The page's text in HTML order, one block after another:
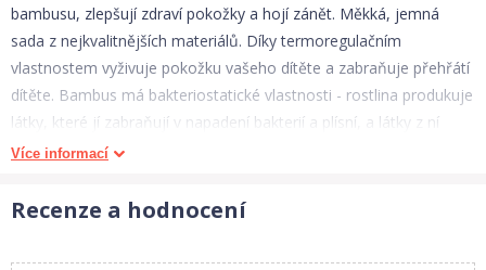
bambusu, zlepšují zdraví pokožky a hojí zánět. Měkká, jemná
sada z nejkvalitnějších materiálů. Díky termoregulačním
vlastnostem vyživuje pokožku vašeho dítěte a zabraňuje přehřátí
dítěte. Bambus má bakteriostatické vlastnosti - rostlina produkuje
látky, které jí zabraňují v napadení bakterií a plísní, a látky z ní
vyrobené si zachovávají tuto vlastnost i přes opakované použití a
design zajistí jedinečnost výzdoby pokoje dítěte. Materiál: 100%
jsou certifikovány Oeko-Tex Standard 100. Doporučené ruční mytí
Více informací
Recenze a hodnocení